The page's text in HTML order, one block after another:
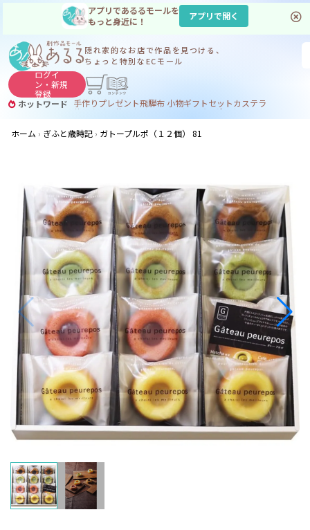
アプリであるるモールを
もっと身近に！
アプリで開く
隠れ家的なお店で作品を見つける、
ちょっと特別なECモール
ログイ
ン・新規
登録
ホットワード 手作りプレゼント飛騨布 小物ギフトセットカステラ
サヌカイト コーヒー
ジンギスカン
ホーム
ぎふと歳時記 ガトープルポ（１２個） 81